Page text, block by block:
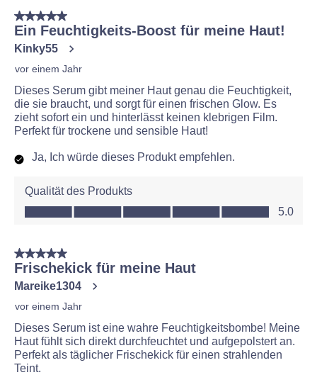
5 von 5 Sternen.
Ein Feuchtigkeits-Boost für meine Haut!
Kinky55
vor einem Jahr
Dieses Serum gibt meiner Haut genau die Feuchtigkeit,
die sie braucht, und sorgt für einen frischen Glow. Es
zieht sofort ein und hinterlässt keinen klebrigen Film.
Perfekt für trockene und sensible Haut!
Ja, Ich würde dieses Produkt empfehlen.
Qualität des Produkts
Qualität des Produkts, 5.0 von 5
5.0
5 von 5 Sternen.
Frischekick für meine Haut
Mareike1304
vor einem Jahr
Dieses Serum ist eine wahre Feuchtigkeitsbombe! Meine
Haut fühlt sich direkt durchfeuchtet und aufgepolstert an.
Perfekt als täglicher Frischekick für einen strahlenden
Teint.